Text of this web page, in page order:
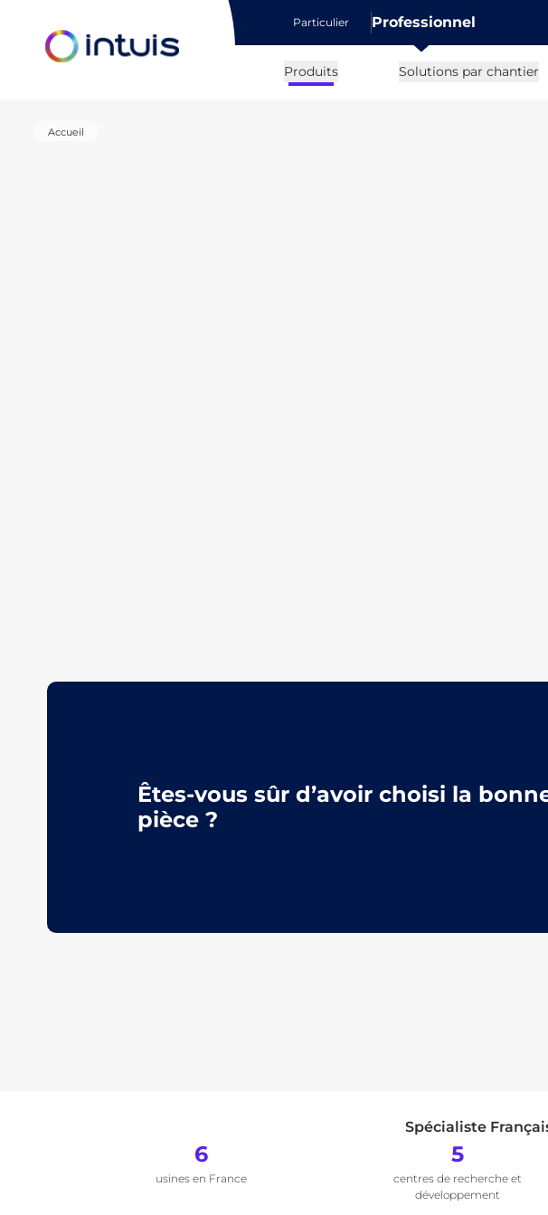
Particulier Professionnel
Produits Solutions par chantier
menu
Accueil
Êtes-vous sûr d’avoir choisi la
pièce ?
Spécialiste
6
usines en France
5
centres de recherche et
développement